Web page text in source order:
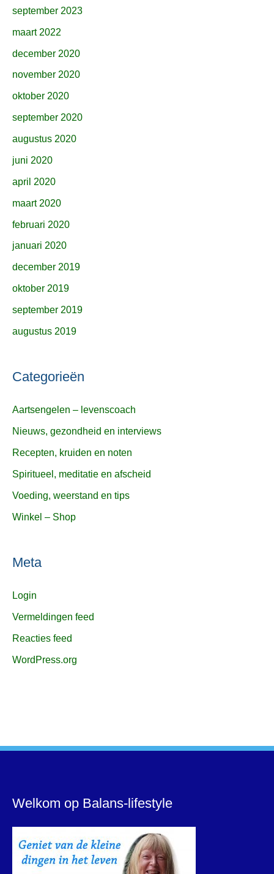
september 2023
maart 2022
december 2020
november 2020
oktober 2020
september 2020
augustus 2020
juni 2020
april 2020
maart 2020
februari 2020
januari 2020
december 2019
oktober 2019
september 2019
augustus 2019
Categorieën
Aartsengelen – levenscoach
Nieuws, gezondheid en interviews
Recepten, kruiden en noten
Spiritueel, meditatie en afscheid
Voeding, weerstand en tips
Winkel – Shop
Meta
Login
Vermeldingen feed
Reacties feed
WordPress.org
Welkom op Balans-lifestyle